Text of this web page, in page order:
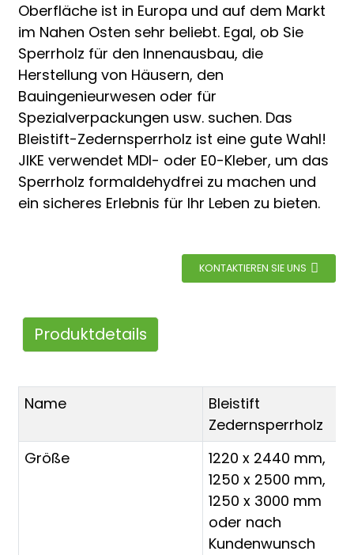
Oberfläche ist in Europa und auf dem Markt
im Nahen Osten sehr beliebt. Egal, ob Sie
Sperrholz für den Innenausbau, die
Herstellung von Häusern, den
Bauingenieurwesen oder für
Spezialverpackungen usw. suchen. Das
Bleistift-Zedernsperrholz ist eine gute Wahl!
JIKE verwendet MDI- oder E0-Kleber, um das
Sperrholz formaldehydfrei zu machen und
ein sicheres Erlebnis für Ihr Leben zu bieten.
KONTAKTIEREN SIE UNS
Produktdetails
Name
Bleistift
Zedernsperrholz
Größe
1220 x 2440 mm,
1250 x 2500 mm,
1250 x 3000 mm
oder nach
Kundenwunsch